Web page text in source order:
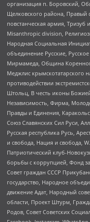
организация п. Боровский,
Щелковского района, Правый
повстанческая армия, Тризуб
Misanthropic division,
Народная Социальная
объединение Русские,
Мирмамеда, Община
Меджлис крымскотатарского
противодействии
Штольц, В честь иконы
Независимость, Фирма,
Правды и Единения,
Союз Славянских Сил Руси,
Русская республика Русь,
и свобода, Нация и свобода,
Патриотический клуб-
борьбы с коррупцией, Фонд
Совет граждан СССР
государство, Народное
движение Адат, Народный
области, Проект Штурм,
Родов, Совет Советских